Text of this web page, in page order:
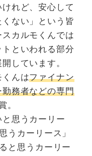
けれど、安心して
ない」という皆
カルモくんでは
といわれる部分
しています。
くんはファイナン
務者などの専門
。
と思うカーリー
うカーリース」
と思うカーリー